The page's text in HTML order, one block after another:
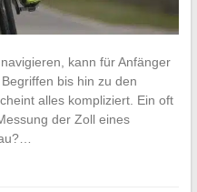
kann für Anfänger
bis hin zu den
alles kompliziert. Ein oft
der Zoll eines